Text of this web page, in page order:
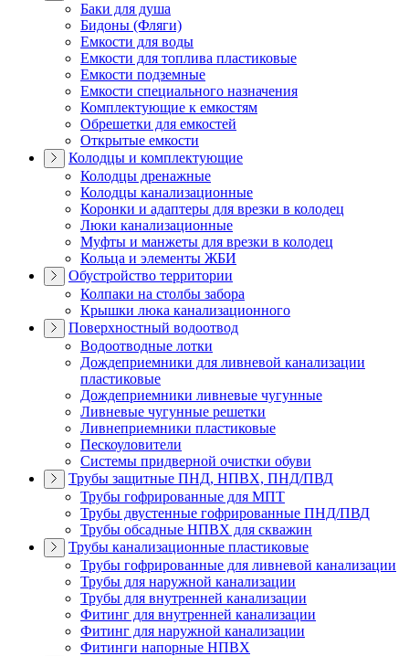
Баки для душа
Бидоны (Фляги)
Емкости для воды
Емкости для топлива пластиковые
Емкости подземные
Емкости специального назначения
Комплектующие к емкостям
Обрешетки для емкостей
Открытые емкости
Колодцы и комплектующие
Колодцы дренажные
Колодцы канализационные
Коронки и адаптеры для врезки в колодец
Люки канализационные
Муфты и манжеты для врезки в колодец
Кольца и элементы ЖБИ
Обустройство территории
Колпаки на столбы забора
Крышки люка канализационного
Поверхностный водоотвод
Водоотводные лотки
Дождеприемники для ливневой канализации
пластиковые
Дождеприемники ливневые чугунные
Ливневые чугунные решетки
Ливнеприемники пластиковые
Пескоуловители
Системы придверной очистки обуви
Трубы защитные ПНД, НПВХ, ПНД/ПВД
Трубы гофрированные для МПТ
Трубы двустенные гофрированные ПНД/ПВД
Трубы обсадные НПВХ для скважин
Трубы канализационные пластиковые
Трубы гофрированные для ливневой канализации
Трубы для наружной канализации
Трубы для внутренней канализации
Фитинг для внутренней канализации
Фитинг для наружной канализации
Фитинги напорные НПВХ